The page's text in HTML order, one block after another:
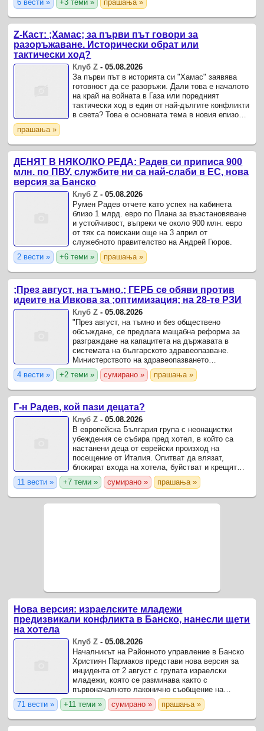
6 вести » +3 теми » прашања »
Z-Каст: ;Хамас; за първи път говори за
разоръжаване. Исторически обрат или
тактически ход?
Клуб Z -05.08.2026
За първи път в историята си "Хамас" заявява
готовност да се разоръжи. Дали това е началото
на край на войната в Газа или поредният
тактически ход в един от най-дългите конфликти
в света? Това е основната тема в новия епизод
прашања »
ДЕНЯТ В НЯКОЛКО РЕДА: Радев си приписа 900
млн. по ПВУ, службите ни са най-слаби в ЕС, нова
версия за Банско
Клуб Z -05.08.2026
Румен Радев отчете като успех на кабинета
близо 1 млрд. евро по Плана за възстановяване
и устойчивост, въпреки че около 900 млн. евро
от тях са поискани още на 3 април от
служебното правителство на Андрей Гюров.
2 вести »
+6 теми » прашања »
;През август, на тъмно.; ГЕРБ се обяви против
идеите на Ивкова за ;оптимизация; на 28-те РЗИ
Клуб Z -05.08.2026
"През август, на тъмно и без обществено
обсъждане, се предлага мащабна реформа за
разграждане на капацитета на държавата в
системата на българското здравеопазване.
Министерството на здравеопазването
предвижда закриване на 28-те Регионални
здравни инспекции като самостоятелни ...
4 вести » +2 теми » сумирано » прашања »
Г-н Радев, кой пази децата?
Клуб Z -05.08.2026
В европейска България група с нeонaцистки
убеждения се събира пред хотел, в който са
настанени деца от еврейски произход на
посещение от Италия. Опитват да влязат,
блокират входа на хотела, буйстват и крещят
нацистки лозунги на 15-годишни деца, които
ужасени плачат.
11 вести » +7 теми » сумирано » прашања »
Нова версия: израелските младежи
предизвикали конфликта в Банско, нанесли щети
на хотела
Клуб Z -05.08.2026
Началникът на Районното управление в Банско
Християн Пармаков представи нова версия за
инцидента от 2 август с групата израелски
младежи, която се разминава както с
първоначалното лаконично съобщение на
ОДМВР-Благоевград за "словесен конфликт
между две групи", така и с думите на ...
71 вести » +11 теми » сумирано » прашања »